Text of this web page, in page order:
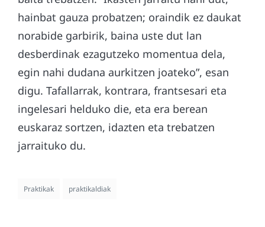
hainbat gauza probatzen; oraindik ez daukat
norabide garbirik, baina uste dut lan
desberdinak ezagutzeko momentua dela,
egin nahi dudana aurkitzen joateko”, esan
digu. Tafallarrak, kontrara, frantsesari eta
ingelesari helduko die, eta era berean
euskaraz sortzen, idazten eta trebatzen
jarraituko du.
Praktikak praktikaldiak